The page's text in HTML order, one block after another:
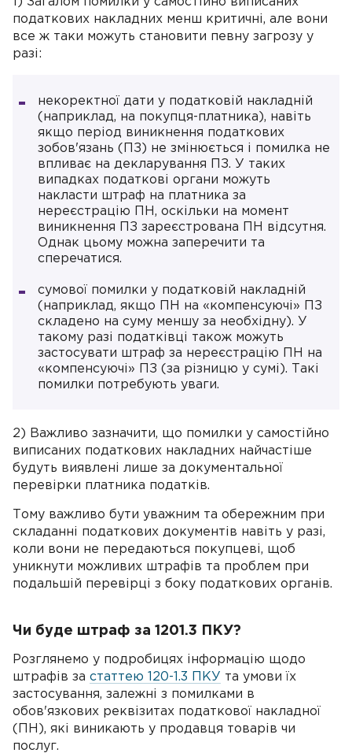
податкових накладних менш критичні, але вони
все ж таки можуть становити певну загрозу у
разі:
некоректної дати у податковій накладній
(наприклад, на покупця-платника), навіть
якщо період виникнення податкових
зобов'язань (ПЗ) не змінюється і помилка не
впливає на декларування ПЗ. У таких
випадках податкові органи можуть
накласти штраф на платника за
нереєстрацію ПН, оскільки на момент
виникнення ПЗ зареєстрована ПН відсутня.
Однак цьому можна заперечити та
сперечатися.
сумової помилки у податковій накладній
(наприклад, якщо ПН на «компенсуючі» ПЗ
складено на суму меншу за необхідну). У
такому разі податківці також можуть
застосувати штраф за нереєстрацію ПН на
«компенсуючі» ПЗ (за різницю у сумі). Такі
помилки потребують уваги.
2) Важливо зазначити, що помилки у самостійно
виписаних податкових накладних найчастіше
будуть виявлені лише за документальної
перевірки платника податків.
Тому важливо бути уважним та обережним при
складанні податкових документів навіть у разі,
коли вони не передаються покупцеві, щоб
уникнути можливих штрафів та проблем при
подальшій перевірці з боку податкових органів.
Чи буде штраф за 1201.3 ПКУ?
Розглянемо у подробицях інформацію щодо
штрафів за статтею 120-1.3 ПКУ та умови їх
застосування, залежні з помилками в
обов'язкових реквізитах податкової накладної
(ПН), які виникають у продавця товарів чи
послуг.